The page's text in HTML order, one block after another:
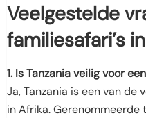
Veelgestelde
familiesafari’s
1. Is Tanzania veilig voor
Ja, Tanzania is een van
in Afrika.